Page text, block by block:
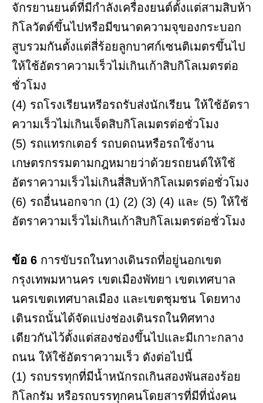
จักรยานยนต์ที่มีกำลังเครื่องยนต์ตั้งแต่สามสิบห้า
กิโลวัตต์ขึ้นไปหรือมีขนาดความจุของกระบอก
สูบรวมกันตั้งแต่สี่ร้อยลูกบาศก์เซนติเมตรขึ้นไป
ให้ใช้อัตราความเร็วไม่เกินเก้าสิบกิโลเมตรต่อ
ชั่วโมง
(4) รถโรงเรียนหรีอรถรับส่งนักเรียน ให้ใช้อัตรา
ความเร็วไม่เกินเจ็ดสิบกิโลเมตรต่อชั่วโมง
(5) รถแทรกเตอร์ รถบดถนหรือรถใช้งาน
เกษตรกรรมตามกฎหมายว่าด้วยรถยนต์ให้ใช้
อัตราความเร็วไม่เกินสี่สิบห้ากิโลเมตรต่อชั่วโมง
(6) รถอื่นนอกจาก (1) (2) (3) (4) และ (5) ให้ใช้
อัตราความเร็วไม่เกินเก้าสิบกิโลเมตรต่อชั่วโมง
ข้อ 6 การขับรถในทางเดินรถที่อยู่นอกเขต
กรุงเทพมหานคร เขตเมืองพัทยา เขตเทศบาล
นครเขตเทศบาลเมือง และเขตชุมชน โดยทาง
เดินรถนั้นได้จัดแบ่งช่องเดินรถในทิศทาง
เดียวกันไว้ตั้งแต่สองช่องขึ้นไปและมีเกาะกลาง
ถนน ให้ใช้อัตราความเร็ว ดังต่อไปนี้
(1) รถบรรทุกที่มีน้ำหนักรถเกินสองพันสองร้อย
กิโลกรัม หรือรถบรรทุกคนโดยสารที่มีที่นั่งคน